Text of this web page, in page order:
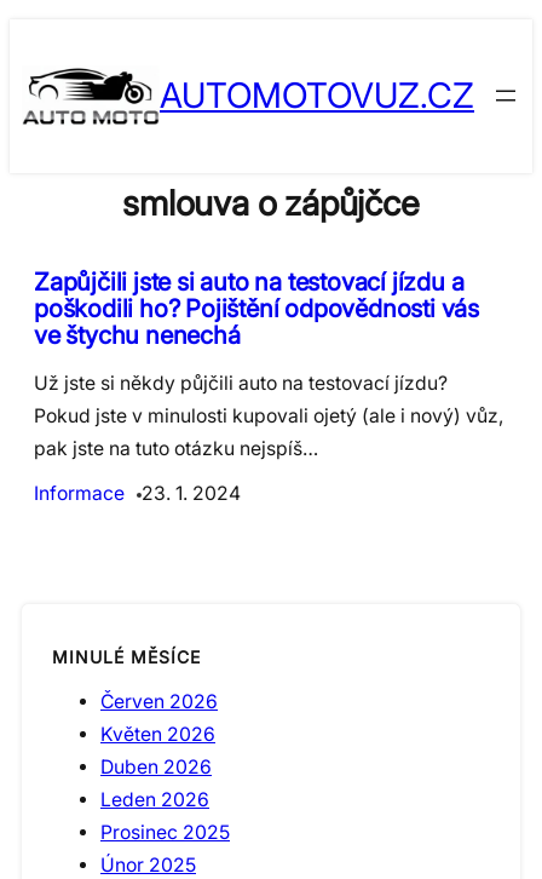
content
AUTOMOTOVUZ.CZ
smlouva o zápůjčce
Zapůjčili jste si auto na testovací jízdu a
poškodili ho? Pojištění odpovědnosti vás
ve štychu nenechá
Už jste si někdy půjčili auto na testovací jízdu?
Pokud jste v minulosti kupovali ojetý (ale i nový) vůz,
pak jste na tuto otázku nejspíš…
Informace
23. 1. 2024
MINULÉ MĚSÍCE
Červen 2026
Květen 2026
Duben 2026
Leden 2026
Prosinec 2025
Únor 2025